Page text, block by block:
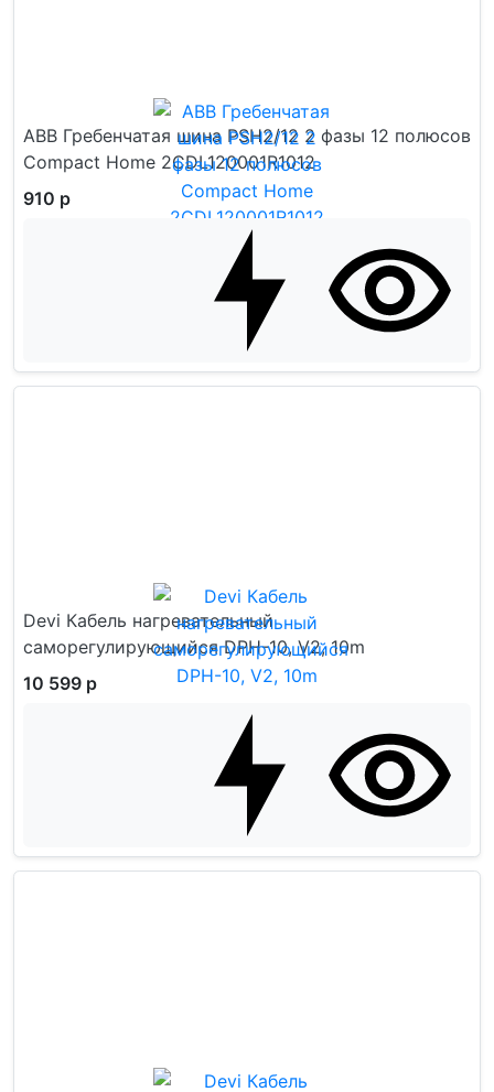
ABB Гребенчатая шина PSH2/12 2 фазы 12 полюсов
Compact Home 2CDL120001R1012
910 р
Devi Кабель нагревательный
саморегулирующийся DPH-10, V2, 10m
10 599 р